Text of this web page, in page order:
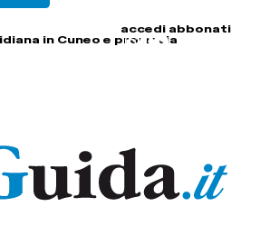
accedi abbonati
in Cuneo e provincia